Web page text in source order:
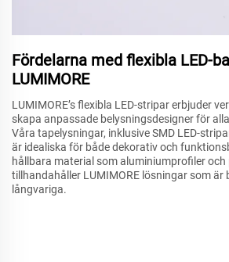
Fördelarna med flexibla LED-
LUMIMORE
LUMIMORE’s flexibla LED-stripar erbjuder
skapa anpassade belysningsdesigner för
Våra tapelysningar, inklusive SMD LED-
är idealiska för både dekorativ och
hållbara material som aluminiumprofiler och
tillhandahåller LUMIMORE lösningar som är
långvariga.